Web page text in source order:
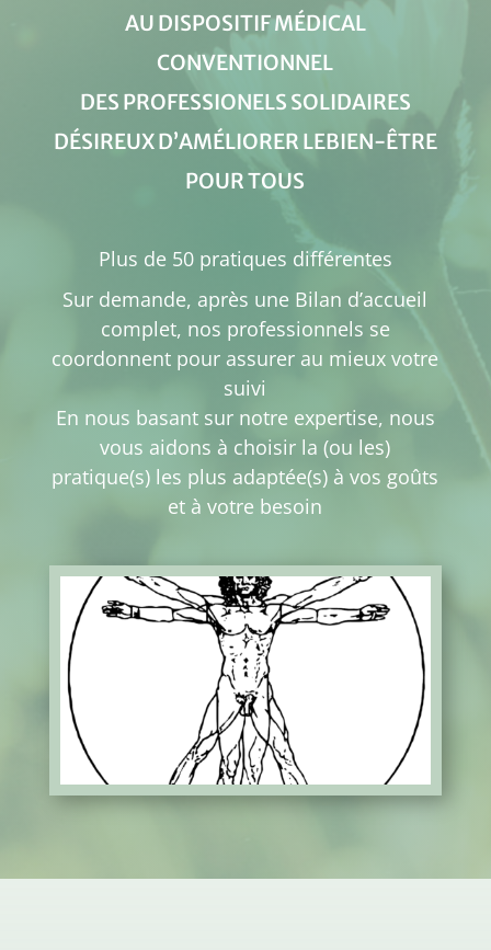
AU DISPOSITIF MÉDICAL
CONVENTIONNEL
DES PROFESSIONELS SOLIDAIRES
DÉSIREUX D’AMÉLIORER LEBIEN-ÊTRE
POUR TOUS
Plus de 50 pratiques différentes
Sur demande, après une Bilan d’accueil
complet, nos professionnels se
coordonnent pour assurer au mieux votre
suivi
En nous basant sur notre expertise, nous
vous aidons à choisir la (ou les)
pratique(s) les plus adaptée(s) à vos goûts
et à votre besoin